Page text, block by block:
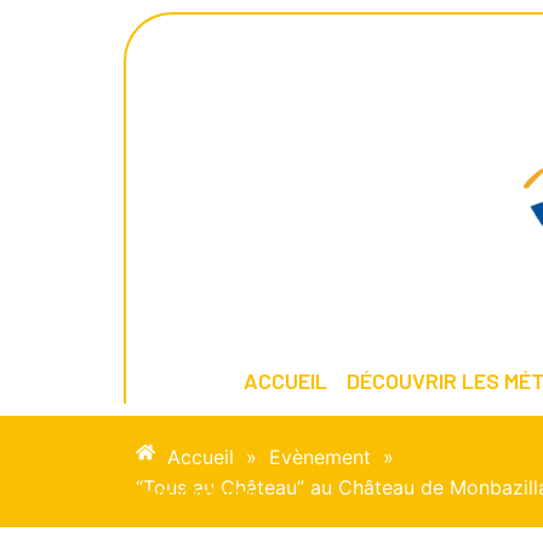
ACCUEIL DÉCOUVRIR LES
Accueil » Evènement »
“Tous au Château” au Château de
Nous contacter